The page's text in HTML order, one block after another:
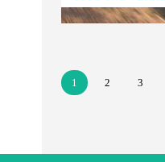
1 2 3